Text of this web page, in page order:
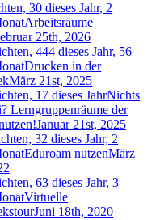
30 dieses Jahr, 2
Arbeitsräume
25th, 2026
444 dieses Jahr, 56
Drucken in der
März 21st, 2025
17 dieses JahrNichts
Lerngruppenräume der
Januar 21st, 2025
32 dieses Jahr, 2
Eduroam nutzenMärz
63 dieses Jahr, 3
Virtuelle
Juni 18th, 2020